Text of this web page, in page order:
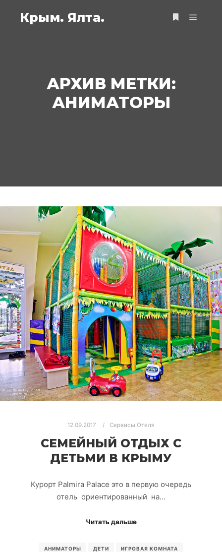
Крым. Ялта.
АРХИВ МЕТКИ:
АНИМАТОРЫ
12.09.2017 Сервисы Отеля
СЕМЕЙНЫЙ ОТДЫХ С
ДЕТЬМИ В КРЫМУ
Курорт Palmira Palace это в первую очередь
отель ориентированный на…
Читать дальше
АНИМАТОРЫ ДЕТИ ИГРОВАЯ КОМНАТА